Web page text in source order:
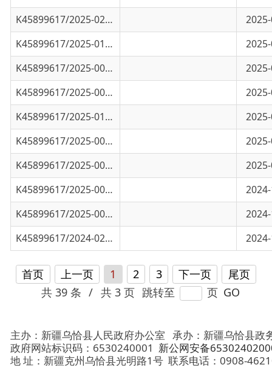
K45899617/2025-00916 2025-04-18
K45899617/2025-00854 乌恰县2025年第一季度医保基金收支情况
2025-04-15
K45899617/2025-01284
乌恰县医疗保障局2025年第一季度公共服
2025-03-30
K45899617/2025-00604 关于乌恰县2024年医保定点医药机构名单
2025-03-14
K45899617/2025-00176 乌恰县2024年第四季度（10-12月）城乡
2024-12-30
K45899617/2025-00167 乌恰县第四季度医保基金收支情况（2024
2024-12-30
K45899617/2024-02775
乌恰县第三季度医保基金收支情况2024-10-12
首页 上一页 1
共 39 条 / 共 3 页
主办：新疆乌恰县人民政府办公室承办：新疆乌恰县政务服务
政府网站标识码：6530240001新公网安备65302402000101号
地 址：新疆克州乌恰县光明路1号 联系电话：0908-4621030